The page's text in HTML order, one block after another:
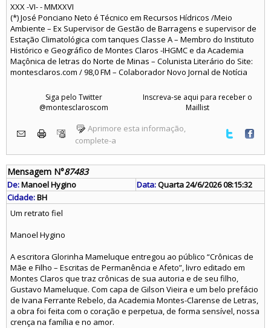
XXX -VI- - MMXXVI
(*) José Ponciano Neto é Técnico em Recursos Hídricos /Meio
Ambiente – Ex Supervisor de Gestão de Barragens e supervisor de
Estação Climatológica com tanques Classe A – Membro do Instituto
Histórico e Geográfico de Montes Claros -IHGMC e da Academia
Maçônica de letras do Norte de Minas – Colunista Literário do Site:
montesclaros.com / 98,0 FM – Colaborador Novo Jornal de Notícia
Siga pelo Twitter
@montesclaroscom
Inscreva-se aqui para receber o
Maillist
Aprimore esta informação,
complete-a
Mensagem N°87483
De:Manoel Hygino Data:Quarta 24/6/2026 08:15:32
Cidade:BH
Um retrato fiel
Manoel Hygino
A escritora Glorinha Mameluque entregou ao público “Crônicas de
Mãe e Filho – Escritas de Permanência e Afeto”, livro editado em
Montes Claros que traz crônicas de sua autoria e de seu filho,
Gustavo Mameluque. Com capa de Gilson Vieira e um belo prefácio
de Ivana Ferrante Rebelo, da Academia Montes-Clarense de Letras,
a obra foi feita com o coração e perpetua, de forma sensível, nossa
crença na família e no amor.